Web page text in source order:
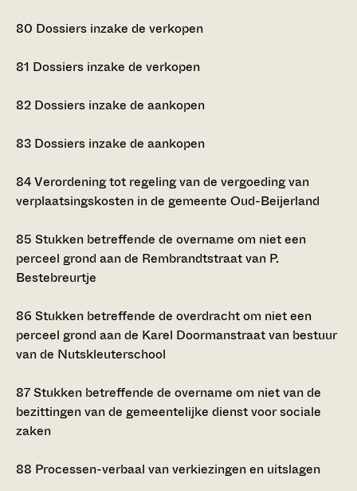
80 Dossiers inzake de verkopen
81 Dossiers inzake de verkopen
82 Dossiers inzake de aankopen
83 Dossiers inzake de aankopen
84Verordening tot regeling van de vergoeding van
verplaatsingskosten in de gemeente Oud-Beijerland
85 Stukken betreffende de overname om niet een
perceel grond aan de Rembrandtstraat van P.
Bestebreurtje
86 Stukken betreffende de overdracht om niet een
perceel grond aan de Karel Doormanstraat van bestuur
van de Nutskleuterschool
87Stukken betreffende de overname om niet van de
bezittingen van de gemeentelijke dienst voor sociale
zaken
88 Processen-verbaal van verkiezingen en uitslagen